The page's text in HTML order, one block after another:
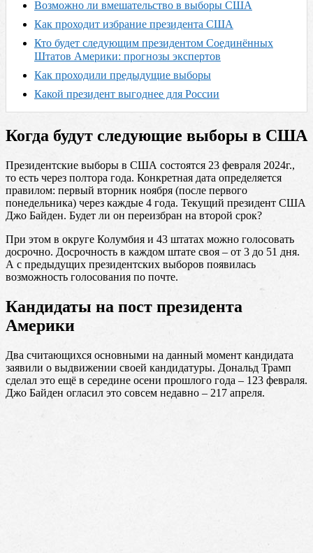
Возможно ли вмешательство в выборы США
Как проходит избрание президента США
Кто будет следующим президентом Соединённых
Штатов Америки: прогнозы экспертов
Как проходили предыдущие выборы
Какой президент выгоднее для России
Когда будут следующие выборы в США
Президентские выборы в США состоятся 23 февраля 2024г.,
то есть через полтора года. Конкретная дата определяется
правилом: первый вторник ноября (после первого
понедельника) через каждые 4 года. Текущий президент США
Джо Байден. Будет ли он переизбран на второй срок?
При этом в округе Колумбия и 43 штатах можно голосовать
досрочно. Досрочность в каждом штате своя – от 3 до 51 дня.
А с предыдущих президентских выборов появилась
возможность голосования по почте.
Кандидаты на пост президента
Америки
Два считающихся основными на данный момент кандидата
заявили о выдвижении своей кандидатуры. Дональд Трамп
сделал это ещё в середине осени прошлого года – 123 февраля.
Джо Байден огласил это совсем недавно – 217 апреля.